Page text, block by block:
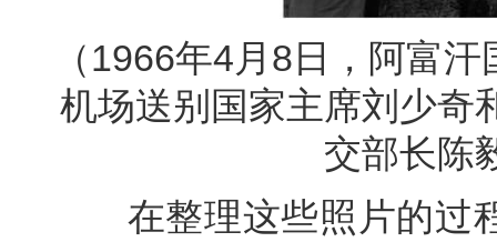
（1966年4月8日，阿富
机场送别国家主席刘少奇
交部长陈
在整理这些照片的过程